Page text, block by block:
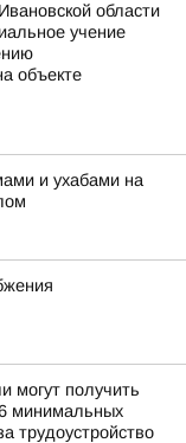
области
учение
объекте
и ухабами на
могут получить
минимальных
трудоустройство